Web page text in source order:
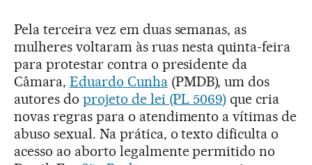
Pela terceira vez em duas semanas, as
mulheres voltaram às ruas nesta quinta-feira
para protestar contra o presidente da
Câmara, Eduardo Cunha(PMDB), um dos
autores do projeto de lei (PL 5069) que cria
novas regras para o atendimento a vítimas de
abuso sexual. Na prática, o texto dificulta o
acesso ao aborto legalmente permitido no